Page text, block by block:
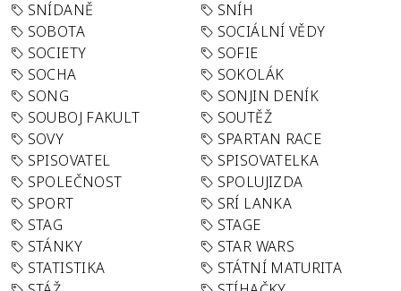
SNÍDANĚ
SNÍH
SOBOTA
SOCIÁLNÍ VĚDY
SOCIETY
SOFIE
SOCHA
SOKOLÁK
SONG
SONJIN DENÍK
SOUBOJ FAKULT
SOUTĚŽ
SOVY
SPARTAN RACE
SPISOVATEL
SPISOVATELKA
SPOLEČNOST
SPOLUJIZDA
SPORT
SRÍ LANKA
STAG
STAGE
STÁNKY
STAR WARS
STATISTIKA
STÁTNÍ MATURITA